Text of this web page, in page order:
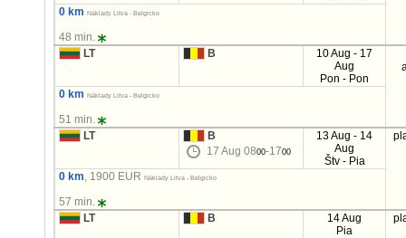
0 km Náklady Litva - Belgicko
48 min.
LT
B
10 Aug - 17
Aug
Pon - Pon
0 km Náklady Litva - Belgicko
51 min.
LT
B
17 Aug 0800-1700
13 Aug - 14
Aug
Štv - Pia
0 km, 1900 EURNáklady Litva - Belgicko
57 min.
LT
B
14 Aug
Pia